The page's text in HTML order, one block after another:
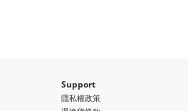
Support
隱私權政策